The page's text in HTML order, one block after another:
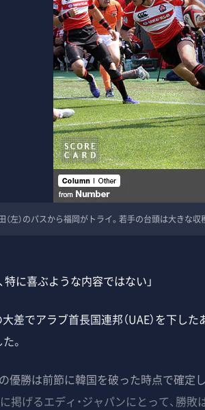
左）のパスから福岡がトライ。若手の台頭は大きな収
特に喜ぶような内容ではない」
差でアラブ首長国連邦（UAE）を下した
。
優勝は前節に韓国を破った時点で確定
掲げるエディ・ジャパンにとって、勝